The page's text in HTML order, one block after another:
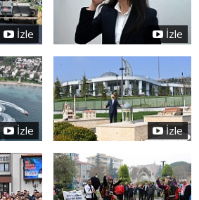
İzle İzle
İzle İzle